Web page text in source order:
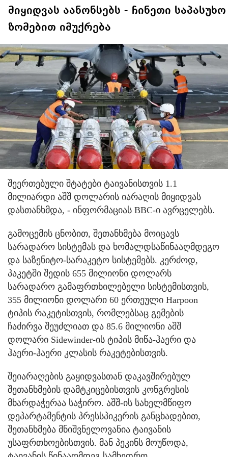
მიყიდვას აანონსებს - ჩინეთი საპასუხო
ზომებით იმუქრება
შეერთებული შტატები ტაივანისთვის 1.1
მილიარდი აშშ დოლარის იარაღის მიყიდვას
დასთანხმდა, - ინფორმაციას BBC-ი ავრცელებს.
გამოცემის ცნობით, შეთანხმება მოიცავს
სარადარო სისტემას და ხომალდსაწინააღმდეგო
და საზენიტო-სარაკეტო სისტემებს. კერძოდ,
პაკეტში შედის 655 მილიონი დოლარს
სარადარო გამაფრთხილებელი სისტემისთვის,
355 მილიონი დოლარი 60 ერთეული Harpoon
ტიპის რაკეტისთვის, რომლებსაც გემების
ჩაძირვა შეუძლიათ და 85.6 მილიონი აშშ
დოლარი Sidewinder-ის ტიპის მიწა-ჰაერი და
ჰაერი-ჰაერი კლასის რაკეტებისთვის.
შეიარაღების გაყიდვასთან დაკავშირებულ
შეთანხმების დამტკიცებისთვის კონგრესის
მხარდაჭერაა საჭირო. აშშ-ის სახელმწიფო
დეპარტამენტის პრესსპიკერის განცხადებით,
შეთანხმება მნიშვნელოვანია ტაივანის
უსაფრთხოებისთვის. მან პეკინს მოუწოდა,